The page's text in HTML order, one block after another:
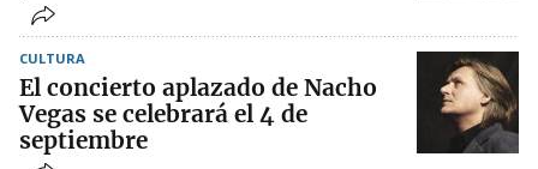
CULTURA
El concierto aplazado de Nacho
Vegas se celebrará el 4 de
septiembre